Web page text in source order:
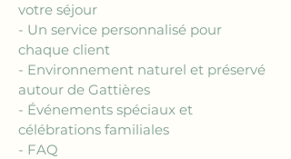
votre séjour
- Un service personnalisé pour
chaque client
- Environnement naturel et préservé
autour de Gattières
- Événements spéciaux et
célébrations familiales
- FAQ